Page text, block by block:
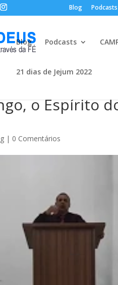
Blog Podcasts
Blog Podcasts
21 dias de Jejum 2022
o Espírito
| 0 Comentários